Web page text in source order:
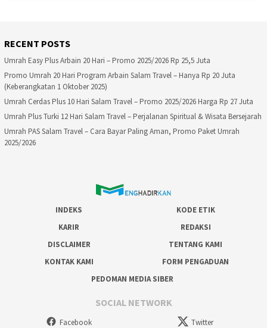
RECENT POSTS
Umrah Easy Plus Arbain 20 Hari – Promo 2025/2026 Rp 25,5 Juta
Promo Umrah 20 Hari Program Arbain Salam Travel – Hanya Rp 20 Juta
(Keberangkatan 1 Oktober 2025)
Umrah Cerdas Plus 10 Hari Salam Travel – Promo 2025/2026 Harga Rp 27 Juta
Umrah Plus Turki 12 Hari Salam Travel – Perjalanan Spiritual & Wisata Bersejarah
Umrah PAS Salam Travel – Cara Bayar Paling Aman, Promo Paket Umrah
2025/2026
INDEKS
KODE ETIK
KARIR
REDAKSI
DISCLAIMER
TENTANG KAMI
KONTAK KAMI
FORM PENGADUAN
PEDOMAN MEDIA SIBER
SOCIAL NETWORK
Facebook
Twitter